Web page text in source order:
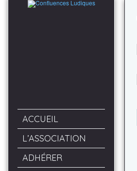
ACCUEIL
L’ASSOCIATION
ADHÉRER